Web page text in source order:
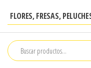
contenido
FLORES, FRESAS,